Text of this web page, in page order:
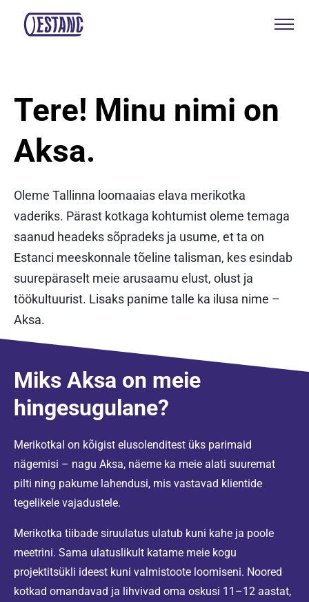
Tootmine & sertifikaadid
Kontakt
Kotkas Aksa
ENG
Tere! Minu nimi on
Aksa.
Oleme Tallinna loomaaias elava merikotka
vaderiks. Pärast kotkaga kohtumist oleme temaga
saanud headeks sõpradeks ja usume, et ta on
Estanci meeskonnale tõeline talisman, kes esindab
suurepäraselt meie arusaamu elust, olust ja
töökultuurist. Lisaks panime talle ka ilusa nime –
Aksa.
Miks Aksa on meie
hingesugulane?
Merikotkal on kõigist elusolenditest üks parimaid
nägemisi – nagu Aksa, näeme ka meie alati suuremat
pilti ning pakume lahendusi, mis vastavad klientide
tegelikele vajadustele.
Merikotka tiibade siruulatus ulatub kuni kahe ja poole
meetrini. Sama ulatuslikult katame meie kogu
projektitsükli ideest kuni valmistoote loomiseni. Noored
kotkad omandavad ja lihvivad oma oskusi 11–12 aastat,